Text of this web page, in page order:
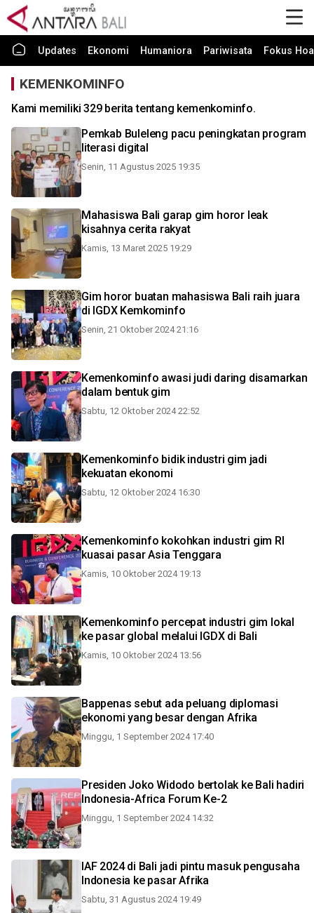
Updates Ekonomi Humaniora Pariwisata Fokus
KEMENKOMINFO
Kami memiliki 329 berita tentang kemenkominfo.
Pemkab Buleleng pacu peningkatan program
literasi digital
Senin, 11 Agustus 2025 19:35
Mahasiswa Bali garap gim horor leak
kisahnya cerita rakyat
Kamis, 13 Maret 2025 19:29
Gim horor buatan mahasiswa Bali raih juara
di IGDX Kemkominfo
Senin, 21 Oktober 2024 21:16
Kemenkominfo awasi judi daring disamarkan
dalam bentuk gim
Sabtu, 12 Oktober 2024 22:52
Kemenkominfo bidik industri gim jadi
kekuatan ekonomi
Sabtu, 12 Oktober 2024 16:30
Kemenkominfo kokohkan industri gim RI
kuasai pasar Asia Tenggara
Kamis, 10 Oktober 2024 19:13
Kemenkominfo percepat industri gim lokal
ke pasar global melalui IGDX di Bali
Kamis, 10 Oktober 2024 13:56
Bappenas sebut ada peluang diplomasi
ekonomi yang besar dengan Afrika
Minggu, 1 September 2024 17:40
Presiden Joko Widodo bertolak ke Bali hadiri
Indonesia-Africa Forum Ke-2
Minggu, 1 September 2024 14:32
IAF 2024 di Bali jadi pintu masuk pengusaha
Indonesia ke pasar Afrika
Sabtu, 31 Agustus 2024 19:49